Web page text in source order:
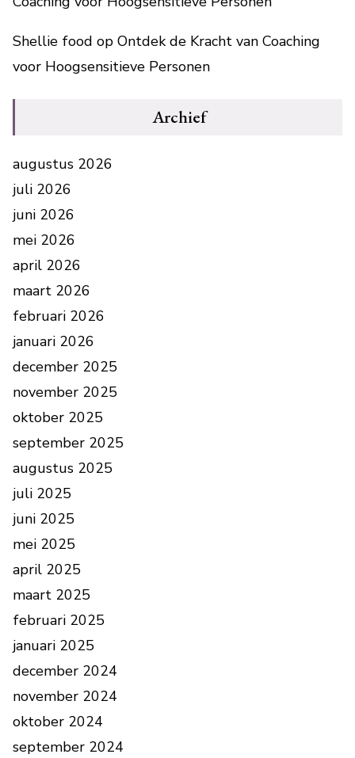
Shellie food op Ontdek de Kracht van Coaching
voor Hoogsensitieve Personen
Archief
augustus 2026
juli 2026
juni 2026
mei 2026
april 2026
maart 2026
februari 2026
januari 2026
december 2025
november 2025
oktober 2025
september 2025
augustus 2025
juli 2025
juni 2025
mei 2025
april 2025
maart 2025
februari 2025
januari 2025
december 2024
november 2024
oktober 2024
september 2024